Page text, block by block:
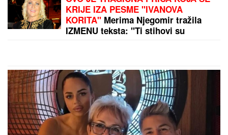
RAZBIJENA BANDA UULCINjU: Sa specijalnim
uređajem otimali novac i stvari turistima na Velikoj
plaži
PREPORUKA ZA VAS